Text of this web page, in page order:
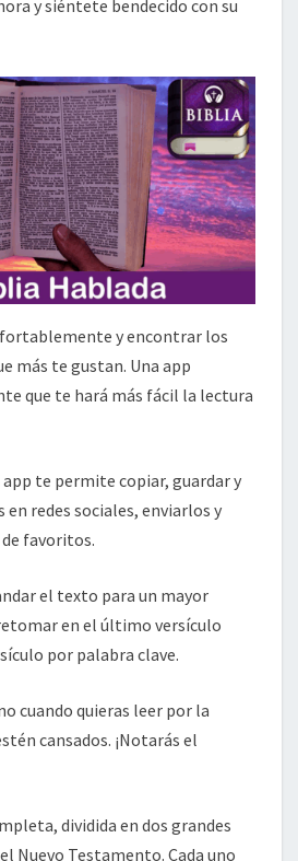
y siéntete bendecido con su
y encontrar los
más te gustan. Una app
que te hará más fácil la lectura
te permite copiar, guardar y
redes sociales, enviarlos y
favoritos.
el texto para un mayor
en el último versículo
por palabra clave.
cuando quieras leer por la
cansados. ¡Notarás el
dividida en dos grandes
Nuevo Testamento. Cada uno